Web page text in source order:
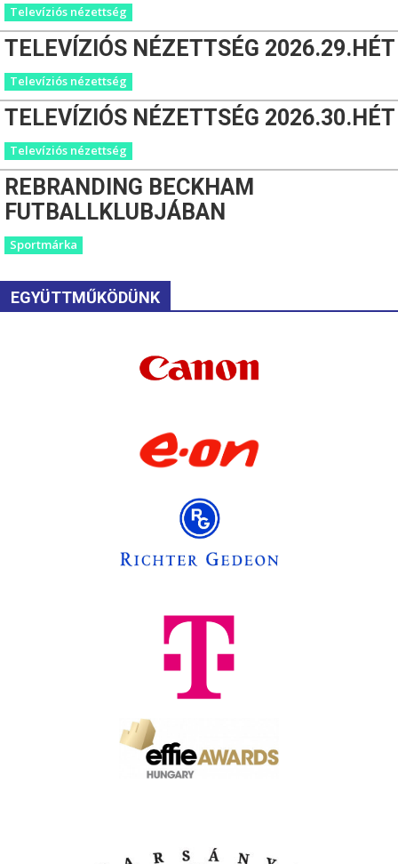
Televíziós nézettség
TELEVÍZIÓS NÉZETTSÉG 2026.29.HÉT
Televíziós nézettség
TELEVÍZIÓS NÉZETTSÉG 2026.30.HÉT
Televíziós nézettség
REBRANDING BECKHAM
FUTBALLKLUBJÁBAN
Sportmárka
EGYÜTTMŰKÖDÜNK